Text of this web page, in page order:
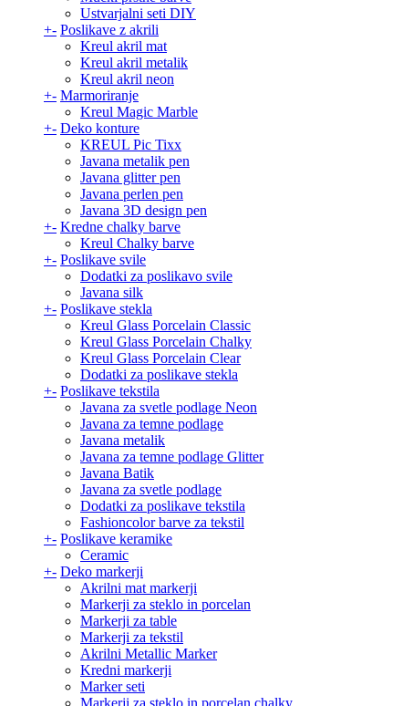
Ustvarjalni seti DIY
+- Poslikave z akrili
Kreul akril mat
Kreul akril metalik
Kreul akril neon
+- Marmoriranje
Kreul Magic Marble
+- Deko konture
KREUL Pic Tixx
Javana metalik pen
Javana glitter pen
Javana perlen pen
Javana 3D design pen
+- Kredne chalky barve
Kreul Chalky barve
+- Poslikave svile
Dodatki za poslikavo svile
Javana silk
+- Poslikave stekla
Kreul Glass Porcelain Classic
Kreul Glass Porcelain Chalky
Kreul Glass Porcelain Clear
Dodatki za poslikave stekla
+- Poslikave tekstila
Javana za svetle podlage Neon
Javana za temne podlage
Javana metalik
Javana za temne podlage Glitter
Javana Batik
Javana za svetle podlage
Dodatki za poslikave tekstila
Fashioncolor barve za tekstil
+- Poslikave keramike
Ceramic
+- Deko markerji
Akrilni mat markerji
Markerji za steklo in porcelan
Markerji za table
Markerji za tekstil
Akrilni Metallic Marker
Kredni markerji
Marker seti